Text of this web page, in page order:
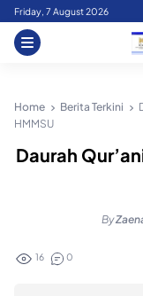
Skip
content
Friday, 7 August 2026
Home Berita Terkini
HMMSU
Daurah
By
16 0